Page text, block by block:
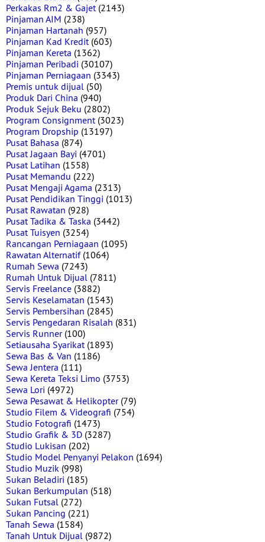
Perkakas Rm2 & Gajet(2143)
Pinjaman AIM (238)
Pinjaman Hartanah (957)
Pinjaman Kad Kredit(603)
Pinjaman Kereta (1362)
Pinjaman Peribadi (30107)
Pinjaman Perniagaan (3343)
Premis untuk dijual (50)
Produk Dari China (940)
Produk Sejuk Beku (2802)
Program Consignment(3023)
Program Dropship (13197)
Pusat Bahasa (874)
Pusat Jagaan Bayi (4701)
Pusat Latihan (1558)
Pusat Memandu (222)
Pusat Mengaji Agama (2313)
Pusat Pendidikan Tinggi (1013)
Pusat Rawatan (928)
Pusat Tadika & Taska (3442)
Pusat Tuisyen (3254)
Rancangan Perniagaan (1095)
Rawatan Alternatif(1064)
Rumah Sewa (7243)
Rumah Untuk Dijual (7811)
Servis Freelance (3882)
Servis Keselamatan (1543)
Servis Pembersihan (2845)
Servis Pengedaran Risalah (831)
Servis Runner(100)
Setiausaha Syarikat(1893)
Sewa Bas & Van (1186)
Sewa Jentera (111)
Sewa Kereta Teksi Limo (3753)
Sewa Lori (4972)
Sewa Pesawat & Helikopter(79)
Studio Filem & Videografi (754)
Studio Fotografi (1473)
Studio Grafik & 3D (3287)
Studio Lukisan (202)
Studio Model Penyanyi Pelakon (1694)
Studio Muzik (998)
Sukan Beladiri (185)
Sukan Berkumpulan (518)
Sukan Futsal (272)
Sukan Pancing (221)
Tanah Sewa (1584)
Tanah Untuk Dijual (9872)